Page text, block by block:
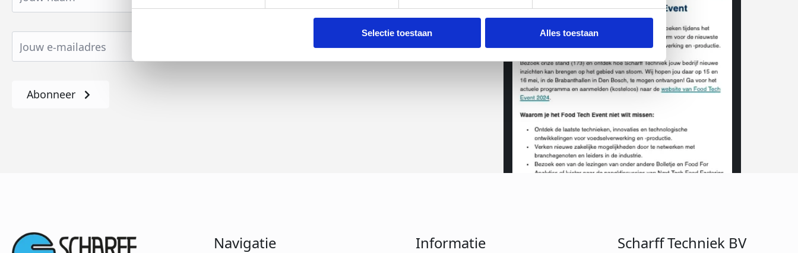
Selectie toestaan Alles toestaan
Abonneer
Navigatie Informatie Scharff Techniek BV